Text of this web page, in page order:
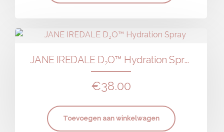
JANE IREDALE D₂O™ Hydration Spray
€38.00
Toevoegen aan winkelwagen